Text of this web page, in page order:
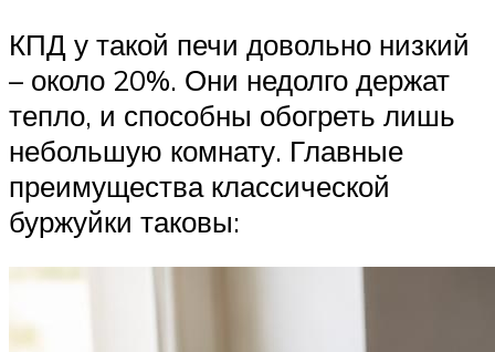
КПД у такой печи довольно низкий
– около 20%. Они недолго держат
тепло, и способны обогреть лишь
небольшую комнату. Главные
преимущества классической
буржуйки таковы: